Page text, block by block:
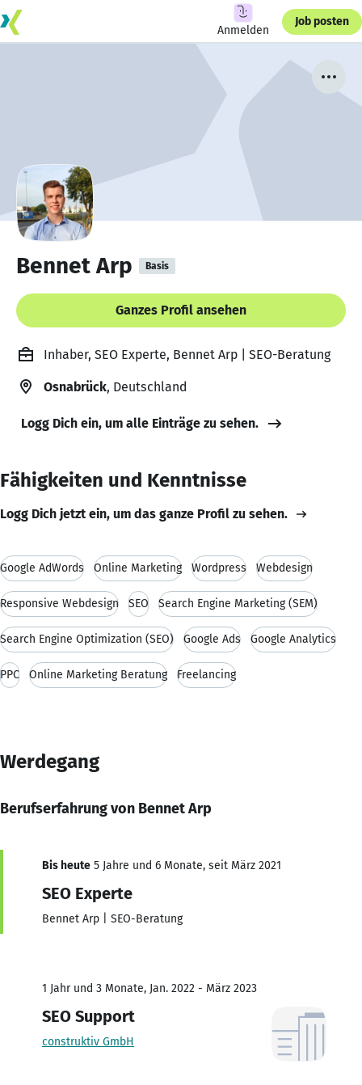
Anmelden
Job posten
Bennet Arp Basis
Ganzes Profil ansehen
Inhaber, SEO Experte, Bennet Arp | SEO-Beratung
Osnabrück, Deutschland
Logg Dich ein, um alle Einträge zu sehen.
Fähigkeiten und Kenntnisse
Logg Dich jetzt ein, um das ganze Profil zu sehen.
Google AdWords Online Marketing Wordpress Webdesign
Responsive Webdesign SEO Search Engine Marketing (SEM)
Search Engine Optimization (SEO) Google Ads Google Analytics
PPC Online Marketing Beratung Freelancing
Werdegang
Berufserfahrung von Bennet Arp
Bis heute 5 Jahre und 6 Monate, seit März 2021
SEO Experte
Bennet Arp | SEO-Beratung
1 Jahr und 3 Monate, Jan. 2022 - März 2023
SEO Support
construktiv GmbH